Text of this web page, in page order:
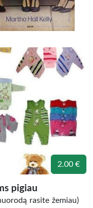
2.00 €
pigiau
rasite žemiau)